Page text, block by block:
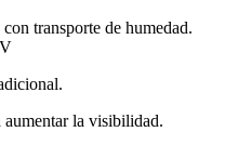
transporte de humedad.
la visibilidad.